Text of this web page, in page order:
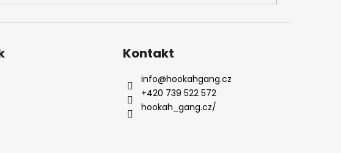
Kontakt
info@hookahgang.cz
+420 739 522 572
hookah_gang.cz/